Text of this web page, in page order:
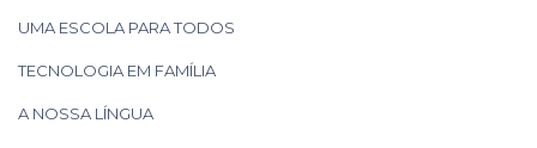
UMA ESCOLA PARA TODOS
TECNOLOGIA EM FAMÍLIA
A NOSSA LÍNGUA